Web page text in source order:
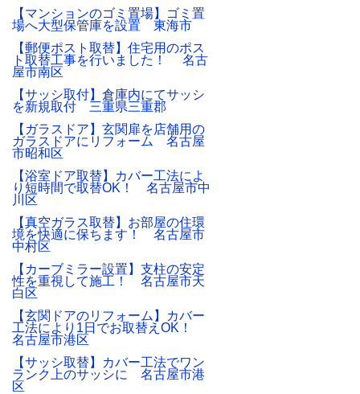
【マンションのゴミ置場】ゴミ置
場へ大型保管庫を設置 東海市
【郵便ポスト取替】住宅用のポス
ト取替工事を行いました！ 名古
屋市南区
【サッシ取付】倉庫内にてサッシ
を新規取付 三重県三重郡
【ガラスドア】玄関扉を店舗用の
ガラスドアにリフォーム 名古屋
市昭和区
【浴室ドア取替】カバー工法によ
り短時間で取替OK！ 名古屋市中
川区
【真空ガラス取替】お部屋の住環
境を快適に保ちます！ 名古屋市
中村区
【カーブミラー設置】支柱の安定
性を重視して施工！ 名古屋市天
白区
【玄関ドアのリフォーム】カバー
工法により1日でお取替えOK！
名古屋市港区
【サッシ取替】カバー工法でワン
ランク上のサッシに 名古屋市港
区